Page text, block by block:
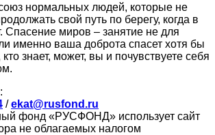
нормальных людей, которые не
свой путь по берегу, когда в
Спасение миров – занятие не для
именно ваша доброта спасет хотя бы
знает, может, вы и почувствуете себя
/ekat@rusfond.ru
фонд «РУСФОНД» использует сайт
не облагаемых налогом